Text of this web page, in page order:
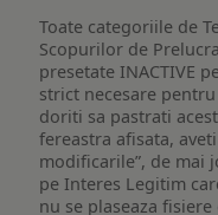
Toate categoriile de
Scopurilor de
presetate INACTIVE
strict necesare
doriti sa pastrati
fereastra afisata,
modificarile”, de mai
pe Interes Legitim
nu se plaseaza